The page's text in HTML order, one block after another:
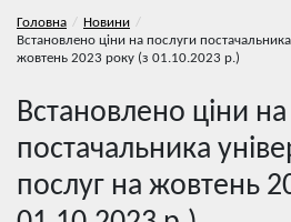
Головна
Новини
Встановлено ціни на послуги
жовтень 2023 року (з 01.10.2023 р.)
Встановлено ціни
постачальника
послуг на жовтень